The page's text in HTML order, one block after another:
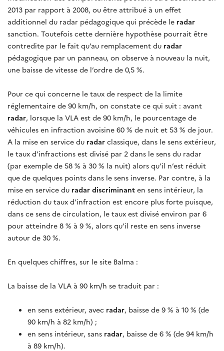
2013 par rapport à 2008, ou être attribué à un effet
additionnel du radar pédagogique qui précède le radar
sanction. Toutefois cette dernière hypothèse pourrait être
contredite par le fait qu’au remplacement du radar
pédagogique par un panneau, on observe à nouveau la nuit,
une baisse de vitesse de l’ordre de 0,5 %.
Pour ce qui concerne le taux de respect de la limite
réglementaire de 90 km/h, on constate ce qui suit : avant
radar, lorsque la VLA est de 90 km/h, le pourcentage de
véhicules en infraction avoisine 60 % de nuit et 53 % de jour.
A la mise en service du radar classique, dans le sens extérieur,
le taux d’infractions est divisé par 2 dans le sens du radar
(par exemple de 58 % à 30 % la nuit) alors qu’il n’est réduit
que de quelques points dans le sens inverse. Par contre, à la
mise en service du radar discriminant en sens intérieur, la
réduction du taux d’infraction est encore plus forte puisque,
dans ce sens de circulation, le taux est divisé environ par 6
pour atteindre 8 % à 9 %, alors qu’il reste en sens inverse
autour de 30 %.
En quelques chiffres, sur le site Balma :
La baisse de la VLA à 90 km/h se traduit par :
en sens extérieur, avec radar, baisse de 9 % à 10 % (de
90 km/h à 82 km/h) ;
en sens intérieur, sans radar, baisse de 6 % (de 94 km/h
à 89 km/h).